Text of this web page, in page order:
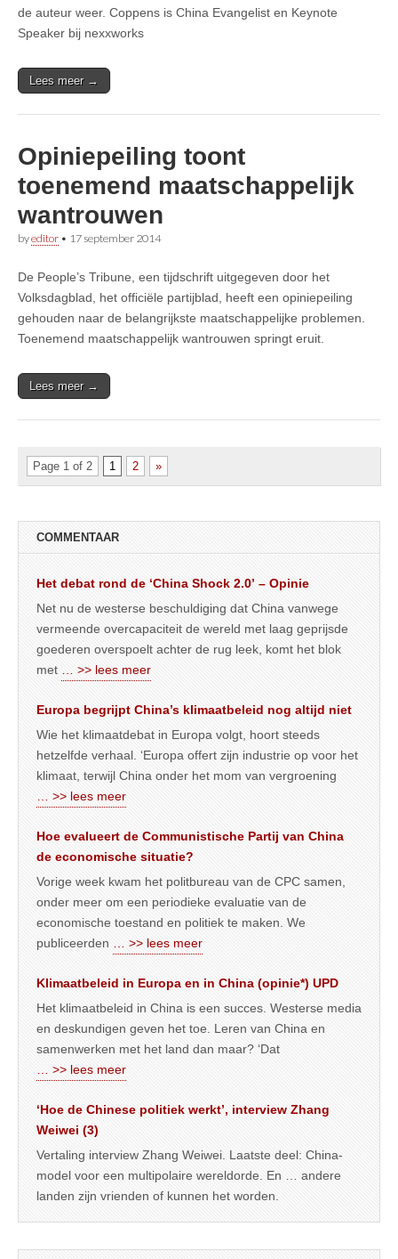
de auteur weer. Coppens is China Evangelist en Keynote
Speaker bij nexxworks
Lees meer →
Opiniepeiling toont
toenemend maatschappelijk
wantrouwen
byeditor • 17 september 2014
De People’s Tribune, een tijdschrift uitgegeven door het
Volksdagblad, het officiële partijblad, heeft een opiniepeiling
gehouden naar de belangrijkste maatschappelijke problemen.
Toenemend maatschappelijk wantrouwen springt eruit.
Lees meer →
Page 1 of 2 1 2 »
COMMENTAAR
Het debat rond de ‘China Shock 2.0’ – Opinie
Net nu de westerse beschuldiging dat China vanwege
vermeende overcapaciteit de wereld met laag geprijsde
goederen overspoelt achter de rug leek, komt het blok
met
… >> lees meer
Europa begrijpt China’s klimaatbeleid nog altijd niet
Wie het klimaatdebat in Europa volgt, hoort steeds
hetzelfde verhaal. ‘Europa offert zijn industrie op voor het
klimaat, terwijl China onder het mom van vergroening
… >> lees meer
Hoe evalueert de Communistische Partij van China
de economische situatie?
Vorige week kwam het politbureau van de CPC samen,
onder meer om een periodieke evaluatie van de
economische toestand en politiek te maken. We
publiceerden
… >> lees meer
Klimaatbeleid in Europa en in China (opinie*) UPD
Het klimaatbeleid in China is een succes. Westerse media
en deskundigen geven het toe. Leren van China en
samenwerken met het land dan maar? ‘Dat
… >> lees meer
‘Hoe de Chinese politiek werkt’, interview Zhang
Weiwei (3)
Vertaling interview Zhang Weiwei. Laatste deel: China-
model voor een multipolaire wereldorde. En … andere
landen zijn vrienden of kunnen het worden.